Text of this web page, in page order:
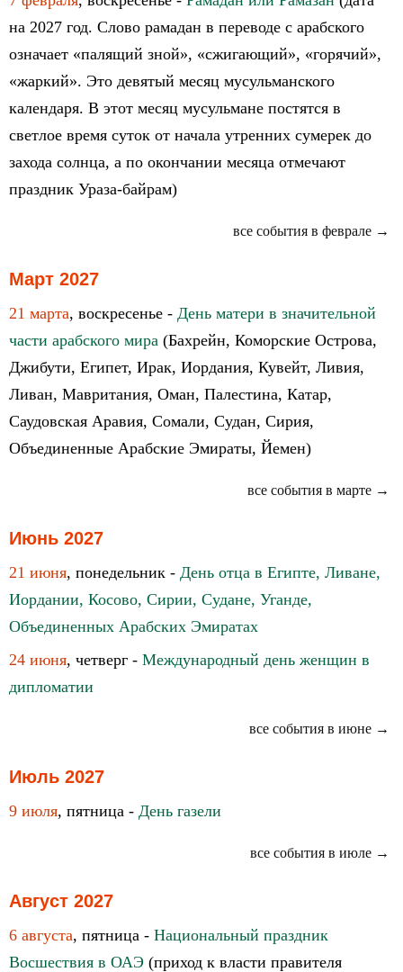
на 2027 год. Слово рамадан в переводе с арабского
означает «палящий зной», «сжигающий», «горячий»,
«жаркий». Это девятый месяц мусульманского
календаря. В этот месяц мусульмане постятся в
светлое время суток от начала утренних сумерек до
захода солнца, а по окончании месяца отмечают
праздник Ураза-байрам)
все события в феврале →
Март 2027
21 марта, воскресенье - День матери в значительной
части арабского мира (Бахрейн, Коморские Острова,
Джибути, Египет, Ирак, Иордания, Кувейт, Ливия,
Ливан, Мавритания, Оман, Палестина, Катар,
Саудовская Аравия, Сомали, Судан, Сирия,
Объединенные Арабские Эмираты, Йемен)
все события в марте →
Июнь 2027
21 июня, понедельник - День отца в Египте, Ливане,
Иордании, Косово, Сирии, Судане, Уганде,
Объединенных Арабских Эмиратах
24 июня, четверг - Международный день женщин в
дипломатии
все события в июне →
Июль 2027
9 июля, пятница - День газели
все события в июле →
Август 2027
6 августа, пятница - Национальный праздник
Восшествия в ОАЭ (приход к власти правителя